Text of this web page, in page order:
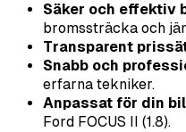
Säker och effektiv
bromssträcka och
Transparent
Snabb och
erfarna tekniker.
Anpassat för din
Ford FOCUS II (1.8).